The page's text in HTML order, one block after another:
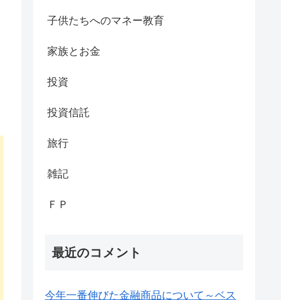
子供たちへのマネー教育
家族とお金
投資
投資信託
旅行
雑記
ＦＰ
最近のコメント
今年一番伸びた金融商品について～ベス